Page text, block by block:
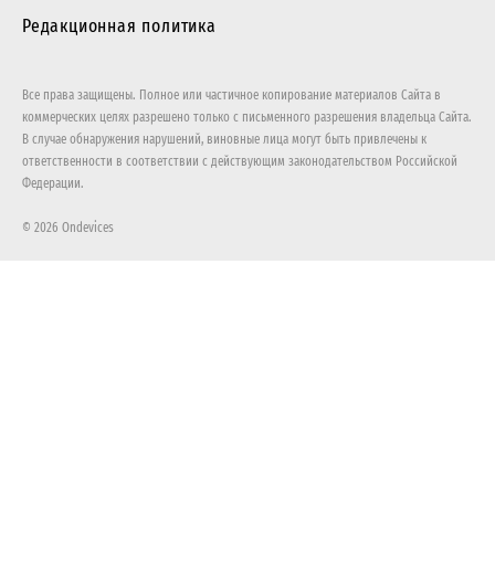
Редакционная политика
Все права защищены. Полное или частичное копирование материалов Сайта в
коммерческих целях разрешено только с письменного разрешения владельца Сайта.
В случае обнаружения нарушений, виновные лица могут быть привлечены к
ответственности в соответствии с действующим законодательством Российской
Федерации.
© 2026 Ondevices